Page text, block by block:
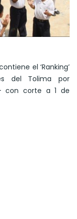
el ‘Ranking’
del Tolima por
con corte a 1 de